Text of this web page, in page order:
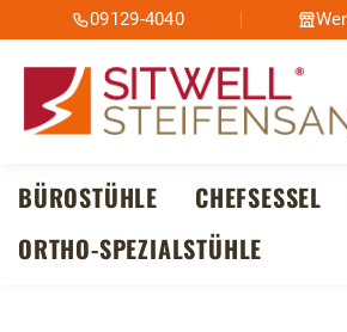
Hauptinhalt springen
Zur Suche springen
Zur Hauptnavigation springen
09129-4040
BÜROSTÜHLE CHEFSESSEL
ORTHO-SPEZIALSTÜHLE